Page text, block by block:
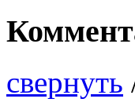
свернуть